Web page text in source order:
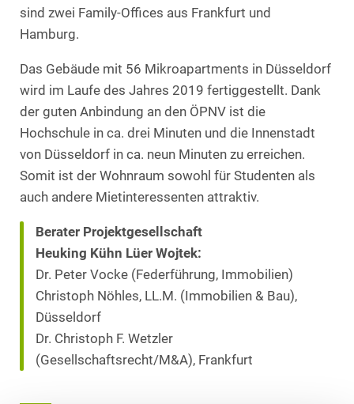
sind zwei Family-Offices aus Frankfurt und
Hamburg.
Das Gebäude mit 56 Mikroapartments in Düsseldorf
wird im Laufe des Jahres 2019 fertiggestellt. Dank
der guten Anbindung an den ÖPNV ist die
Hochschule in ca. drei Minuten und die Innenstadt
von Düsseldorf in ca. neun Minuten zu erreichen.
Somit ist der Wohnraum sowohl für Studenten als
auch andere Mietinteressenten attraktiv.
Berater Projektgesellschaft
Heuking Kühn Lüer Wojtek:
Dr. Peter Vocke (Federführung, Immobilien)
Christoph Nöhles, LL.M. (Immobilien & Bau),
Düsseldorf
Dr. Christoph F. Wetzler
(Gesellschaftsrecht/M&A), Frankfurt